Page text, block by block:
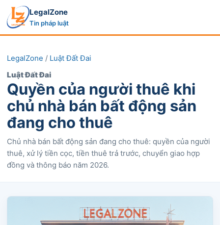
LegalZone
Tin pháp luật
LegalZone / Luật Đất Đai
Luật Đất Đai
Quyền của người thuê khi
chủ nhà bán bất động sản
đang cho thuê
Chủ nhà bán bất động sản đang cho thuê: quyền của người
thuê, xử lý tiền cọc, tiền thuê trả trước, chuyển giao hợp
đồng và thông báo năm 2026.